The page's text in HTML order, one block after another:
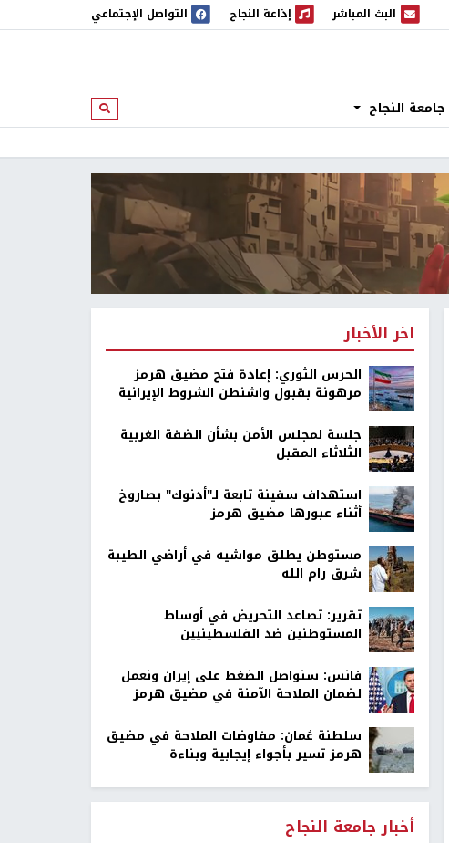
البث المباشر
البث المباشر إذاعة النجاح
إذاعة النجاح التواصل الإجتماعي
جامعة النجاح ابحث
اخر الأخبار
الحرس الثوري: إعادة فتح مضيق هرمز
مرهونة بقبول واشنطن الشروط الإيرانية
جلسة لمجلس الأمن بشأن الضفة الغربية
الثلاثاء المقبل
استهداف سفينة تابعة لـ"أدنوك" بصاروخ
أثناء عبورها مضيق هرمز
مستوطن يطلق مواشيه في أراضي الطيبة
شرق رام الله
تقرير: تصاعد التحريض في أوساط
المستوطنين ضد الفلسطينيين
فانس: سنواصل الضغط على إيران ونعمل
لضمان الملاحة الآمنة في مضيق هرمز
سلطنة عُمان: مفاوضات الملاحة في مضيق
هرمز تسير بأجواء إيجابية وبناءة
أخبار جامعة النجاح